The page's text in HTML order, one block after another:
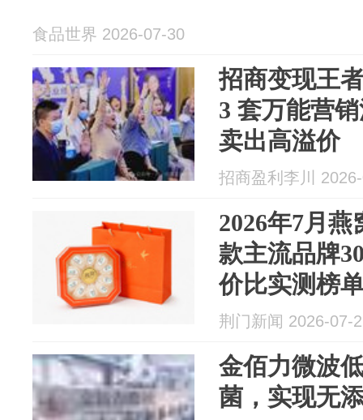
食品世界 2026-07-30
招商变现王
3 套万能营
卖出高溢价
招商盈利李川
2026年7月
款主流品牌
价比实测榜
荆门新闻 2026-07-
金佰力微波
菌，实现无